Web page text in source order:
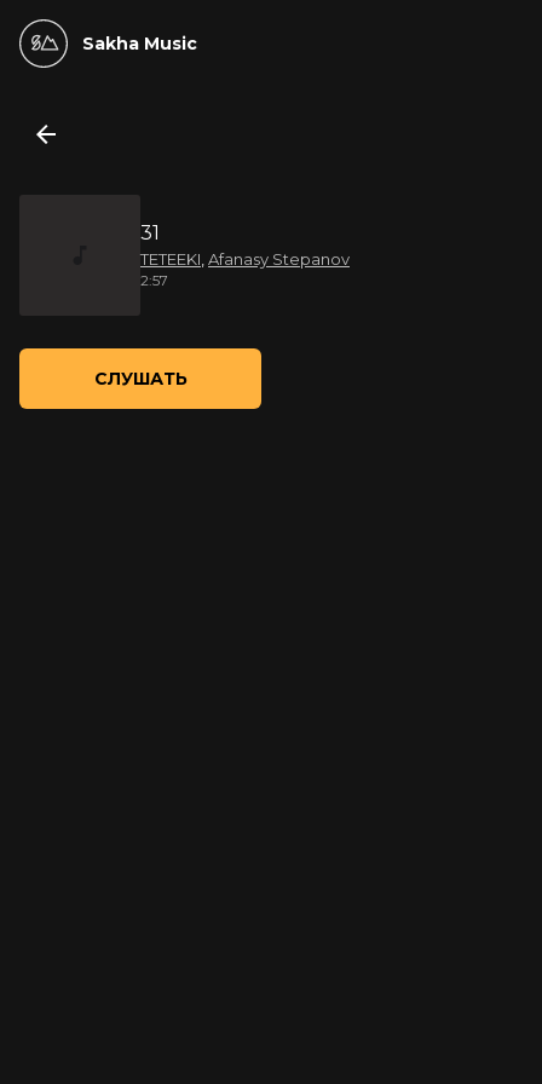
Sakha Music
31
TETEEKI Afanasy Stepanov
2:57
СЛУШАТЬ